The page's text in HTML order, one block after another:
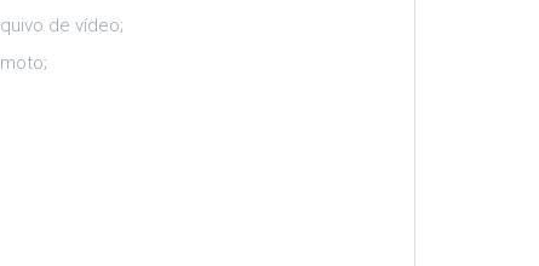
de vídeo;